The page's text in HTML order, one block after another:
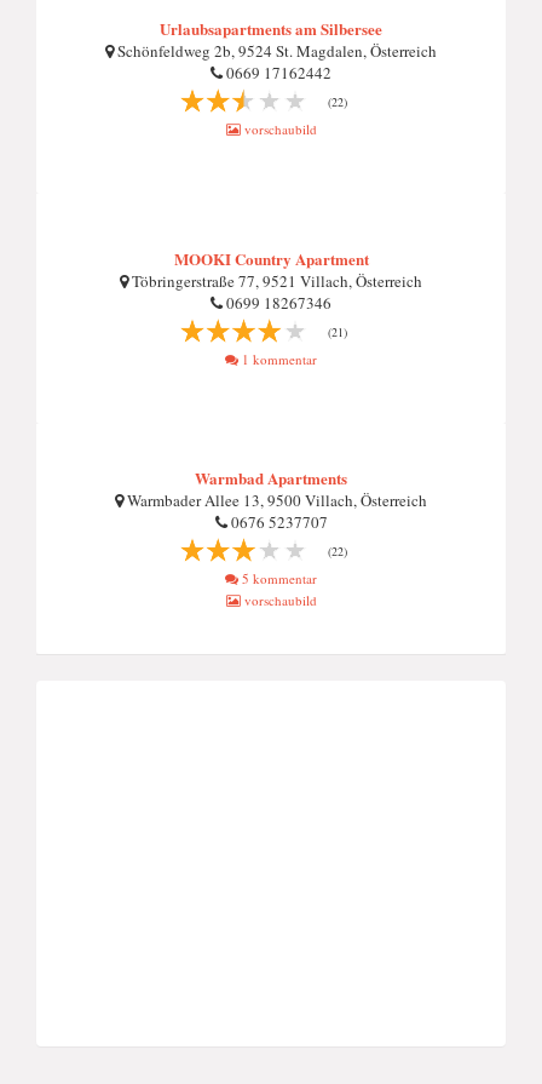
Urlaubsapartments am Silbersee
Schönfeldweg 2b, 9524 St. Magdalen, Österreich
0669 17162442
(22)
vorschaubild
MOOKI Country Apartment
Töbringerstraße 77, 9521 Villach, Österreich
0699 18267346
(21)
1 kommentar
Warmbad Apartments
Warmbader Allee 13, 9500 Villach, Österreich
0676 5237707
(22)
5 kommentar
vorschaubild